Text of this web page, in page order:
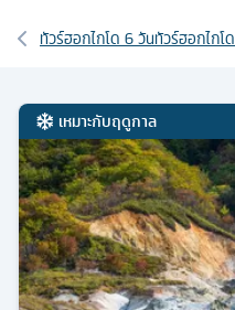
เส้นทางที่เกี่ยวข้อง
ทัวร์ฮอกไกโด 6 วันทัวร์ฮอกไก
เหมาะกับฤดูกาล